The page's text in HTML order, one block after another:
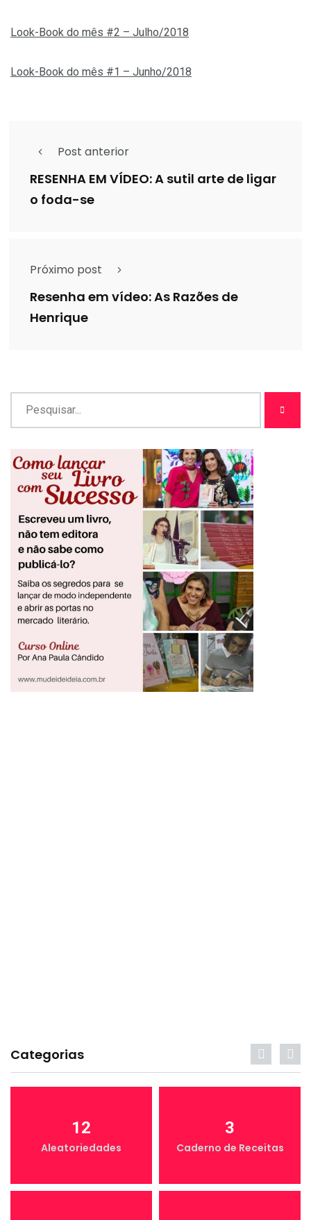
Look-Book do mês #2 – Julho/2018
Look-Book do mês #1 – Junho/2018
Post anterior
RESENHA EM VÍDEO: A sutil arte de ligar
o foda-se
Próximo post
Resenha em vídeo: As Razões de
Henrique
Categorias
12
Aleatoriedades
3
Caderno de Receitas